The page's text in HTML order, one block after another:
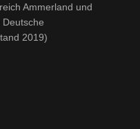
Ammerland und
2019)